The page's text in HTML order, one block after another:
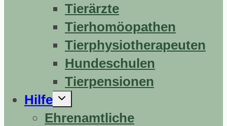
Tierärzte
Tierhomöopathen
Tierphysiotherapeuten
Hundeschulen
Tierpensionen
Hilfe
Untermenü
erweitern
Ehrenamtliche